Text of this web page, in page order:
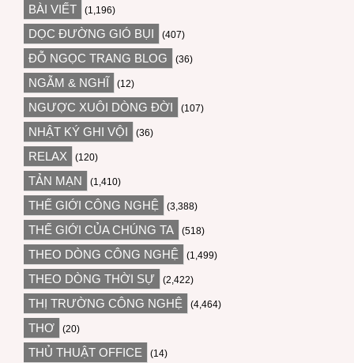
BÀI VIẾT (1,196)
DỌC ĐƯỜNG GIÓ BỤI (407)
ĐỖ NGỌC TRANG BLOG (36)
NGẪM & NGHĨ (12)
NGƯỢC XUÔI DÒNG ĐỜI (107)
NHẬT KÝ GHI VỘI (36)
RELAX (120)
TẢN MẠN (1,410)
THẾ GIỚI CÔNG NGHỆ (3,388)
THẾ GIỚI CỦA CHÚNG TA (518)
THEO DÒNG CÔNG NGHỆ (1,499)
THEO DÒNG THỜI SỰ (2,422)
THỊ TRƯỜNG CÔNG NGHỆ (4,464)
THƠ (20)
THỦ THUẬT OFFICE (14)